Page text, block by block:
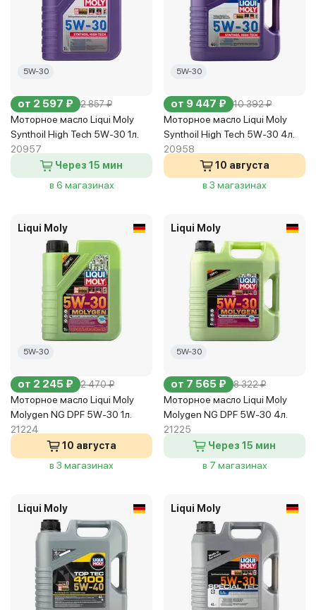
5W-30
от 2 597 ₽ 2 857 ₽
Моторное масло Liqui Moly
Synthoil High Tech 5W-30 1л.
20957
Через 15 мин
в 6 магазинах
5W-30
от 9 447 ₽ 10 392 ₽
Моторное масло Liqui Moly
Synthoil High Tech 5W-30 4л.
20958
10 августа
в 3 магазинах
Liqui Moly
5W-30
от 2 245 ₽ 2 470 ₽
Моторное масло Liqui Moly
Molygen NG DPF 5W-30 1л.
21224
10 августа
в 3 магазинах
Liqui Moly
5W-30
от 7 565 ₽ 8 322 ₽
Моторное масло Liqui Moly
Molygen NG DPF 5W-30 4л.
21225
Через 15 мин
в 7 магазинах
Liqui Moly Liqui Moly